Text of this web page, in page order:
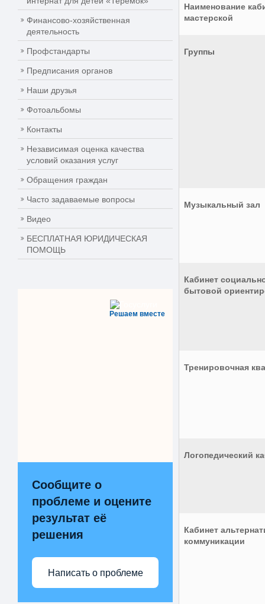
Финансово-хозяйственная
деятельность
Профстандарты
Предписания органов
Наши друзья
Фотоальбомы
Контакты
Независимая оценка качества
условий оказания услуг
Обращения граждан
Часто задаваемые вопросы
Видео
БЕСПЛАТНАЯ ЮРИДИЧЕСКАЯ
ПОМОЩЬ
Решаем вместе
Сообщите о
проблеме и оцените
результат её
решения
Написать о проблеме
Наименование
мастерской
Группы
Музыкальный зал
Кабинет
бытовой
Тренировочная
Логопедический
Кабинет
коммуникации